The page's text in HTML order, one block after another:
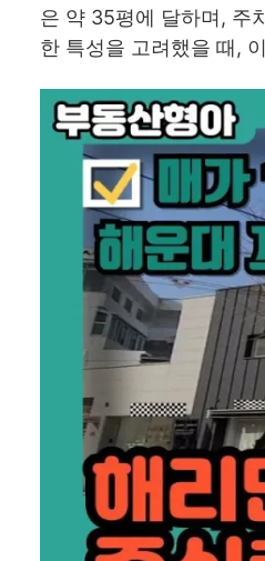
은 약 35평에 달하며, 주
한 특성을 고려했을 때,